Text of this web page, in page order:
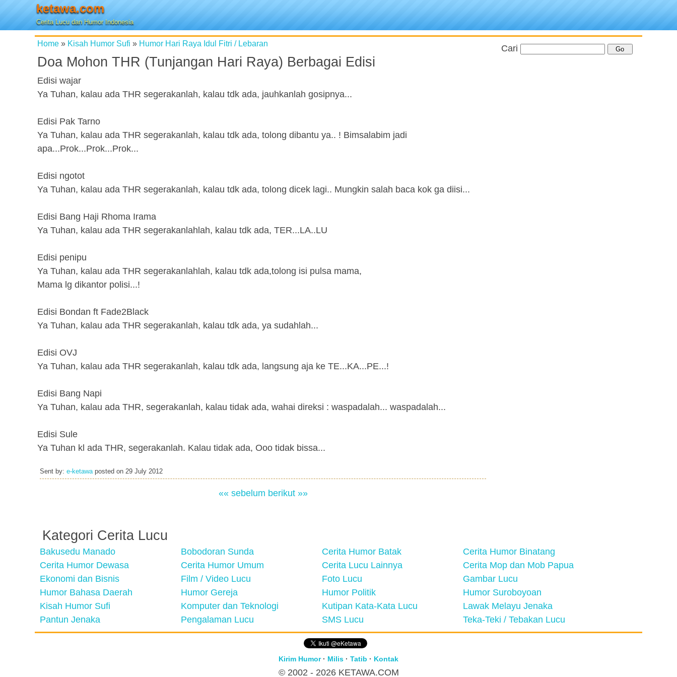
ketawa.com
Cerita Lucu dan Humor Indonesia
Home » Kisah Humor Sufi » Humor Hari Raya Idul Fitri / Lebaran
Doa Mohon THR (Tunjangan Hari Raya) Berbagai Edisi
Edisi wajar
Ya Tuhan, kalau ada THR segerakanlah, kalau tdk ada, jauhkanlah gosipnya...
Edisi Pak Tarno
Ya Tuhan, kalau ada THR segerakanlah, kalau tdk ada, tolong dibantu ya.. ! Bimsalabim jadi
apa...Prok...Prok...Prok...
Edisi ngotot
Ya Tuhan, kalau ada THR segerakanlah, kalau tdk ada, tolong dicek lagi.. Mungkin salah baca kok ga diisi...
Edisi Bang Haji Rhoma Irama
Ya Tuhan, kalau ada THR segerakanlahlah, kalau tdk ada, TER...LA..LU
Edisi penipu
Ya Tuhan, kalau ada THR segerakanlahlah, kalau tdk ada,tolong isi pulsa mama,
Mama lg dikantor polisi...!
Edisi Bondan ft Fade2Black
Ya Tuhan, kalau ada THR segerakanlah, kalau tdk ada, ya sudahlah...
Edisi OVJ
Ya Tuhan, kalau ada THR segerakanlah, kalau tdk ada, langsung aja ke TE...KA...PE...!
Edisi Bang Napi
Ya Tuhan, kalau ada THR, segerakanlah, kalau tidak ada, wahai direksi : waspadalah... waspadalah...
Edisi Sule
Ya Tuhan kl ada THR, segerakanlah. Kalau tidak ada, Ooo tidak bissa...
Sent by: e-ketawaposted on 29 July 2012
«« sebelum berikut »»
Cari
Kategori Cerita Lucu
Bakusedu Manado Bobodoran Sunda Cerita Humor Batak
Cerita Humor Binatang
Cerita Humor Dewasa
Cerita Humor Umum Cerita Lucu Lainnya
Cerita Mop dan Mob Papua
Ekonomi dan Bisnis
Film / Video Lucu Foto Lucu
Gambar Lucu
Humor Bahasa Daerah
Humor Gereja Humor Politik
Humor Suroboyoan
Kisah Humor Sufi
Komputer dan Teknologi Kutipan Kata-Kata Lucu
Lawak Melayu Jenaka
Pantun Jenaka
Pengalaman Lucu SMS Lucu Teka-Teki / Tebakan Lucu
Kirim Humor· Milis · Tatib · Kontak
© 2002 - 2026 KETAWA.COM